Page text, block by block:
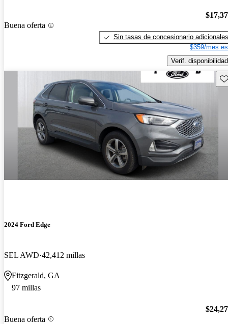
Buena oferta
Sin tasas de concesionario adicionales
$359/mes
Verif. disponibilidad
2024 Ford Edge
SEL AWD 42,412 millas
Fitzgerald, GA
97 millas
Buena oferta